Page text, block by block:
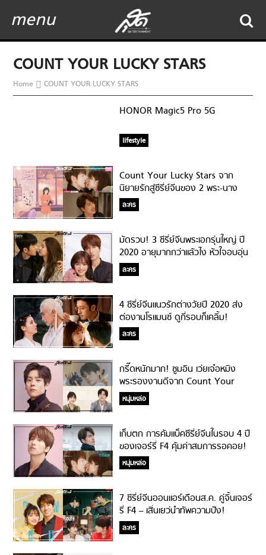
menu
COUNT YOUR LUCKY STARS
Home COUNT YOUR LUCKY STARS
HONOR Magic5 Pro 5G
lifestyle
Count Your Lucky Stars จาก
นิยายรักสู่ซีรี่ย์จีนของ 2 พระ-นาง
F4!
ละคร
มัดรวบ! 3 ซีรี่ย์จีนพระเอกรุ่นใหญ่ ปี
2020 อายุมากกว่าแล้วไง หัวใจอบอุ่น
จนต้องยอมสยบ!
ละคร
4 ซีรี่ย์จีนแนวรักต่างวัยปี 2020 ส่ง
ต่องานโรแมนซ์ ดูกี่รอบก็เคลิ้ม!
ละคร
กรี๊ดหนักมาก! ซูมอิน เว่ยเจ๋อหมิง
พระรองงานดีจาก Count Your
Lucky Stars!
หนุ่มหล่อ
เก็บตก การคัมแบ็คซีรี่ย์จีนในรอบ 4 ปี
ของเจอร์รี่ F4 คุ้มค่าสมการรอคอย!
หนุ่มหล่อ
7 ซีรี่ย์จีนออนแอร์เดือนส.ค. คู่จิ้นเจอร์
รี่ F4 – เสิ่นเยว่นำทัพความปัง!
ละคร